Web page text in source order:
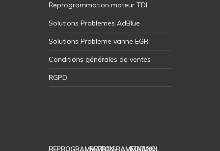
Reprogrammation moteur TDI
Solutions Problemes AdBlue
Solutions Probleme vanne EGR
Conditions générales de ventes
RGPD
REPROGRAMMATIONREPROGRAMMATION
ETHANOL